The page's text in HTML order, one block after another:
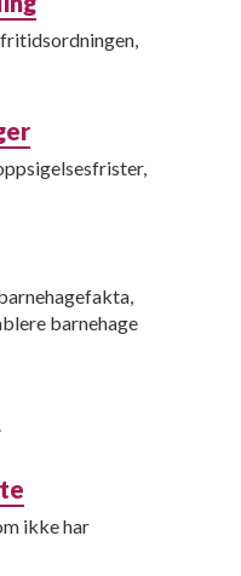
barnehage
ikke har